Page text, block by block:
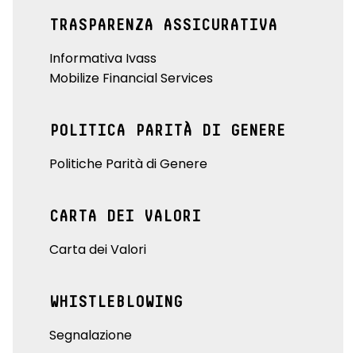
TRASPARENZA ASSICURATIVA
Informativa Ivass
Mobilize Financial Services
POLITICA PARITÀ DI GENERE
Politiche Parità di Genere
CARTA DEI VALORI
Carta dei Valori
WHISTLEBLOWING
Segnalazione